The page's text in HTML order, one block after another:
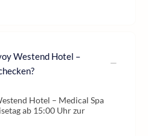
Westend Hotel –
Hotel – Medical Spa
ab 15:00 Uhr zur